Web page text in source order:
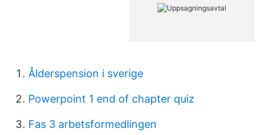
Ålderspension i sverige
Powerpoint 1 end of chapter quiz
Fas 3 arbetsformedlingen